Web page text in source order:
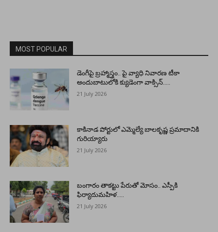
MOST POPULAR
డెంగీపై బ్రహ్మాస్త్రం.. పై వ్యాధి నివారణ టీకా
అందుబాటులోకి క్యుడెంగా వాక్సిన్…..
21 July 2026
కాకినాడ పోర్టులో ఎమ్మెల్యే బాలకృష్ణ ప్రమాదానికి
గురియ్యారు
21 July 2026
బంగారం తాకట్టు పేరుతో మోసం.. ఎస్పీకి
ఫిర్యాదుమహిళ…..
21 July 2026